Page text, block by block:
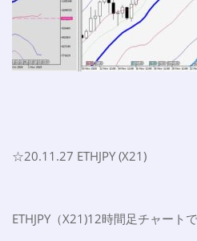
☆20.11.27 ETHJPY (X21)
ETHJPY（X21)12時間足チャートで